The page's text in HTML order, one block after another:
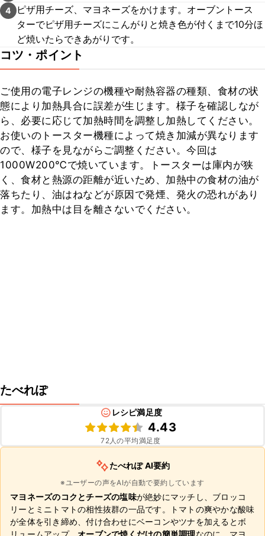
4
ピザ用チーズ、マヨネーズをかけます。オーブントース
ターでピザ用チーズにこんがりと焼き色が付くまで10分ほ
ど焼いたらできあがりです。
コツ・ポイント
ご使用の電子レンジの機種や耐熱容器の種類、食材の状
態により加熱具合に誤差が生じます。様子を確認しなが
ら、必要に応じて加熱時間を調整し加熱してください。
お使いのトースター機種によって焼き加減が異なります
ので、様子を見ながらご調整ください。今回は
1000W200℃で焼いています。トースターは庫内が狭
く、食材と熱源の距離が近いため、加熱中の食材の油が
落ちたり、油はねなどが原因で発煙、発火の恐れがあり
ます。加熱中は目を離さないでください。
たべれぽ
レシピ満足度
4.43
72人の平均満足度
たべれぽ AI要約
※ユーザーの声をAIが自動で要約しています
マヨネーズのコクとチーズの塩味が絶妙にマッチし、ブロッコ
リーとミニトマトの相性抜群の一品です。トマトの爽やかな酸味
が全体を引き締め、付け合わせにベーコンやツナを加えるとボ
リュームアップ。 オーブンで焼くだけの簡単調理なのに、マヨ